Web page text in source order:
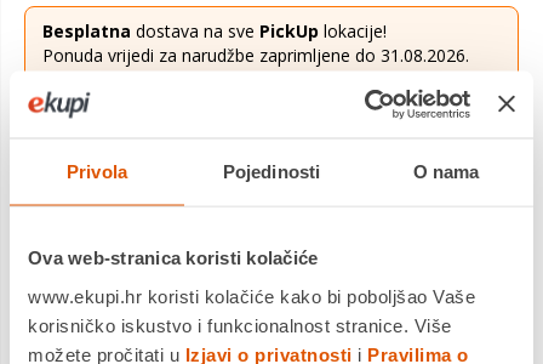
Privola Pojedinosti O nama
Ova web-stranica koristi kolačiće
www.ekupi.hr koristi kolačiće kako bi poboljšao Vaše
korisničko iskustvo i funkcionalnost stranice. Više
možete pročitati u Izjavi o privatnosti i Pravilima o
Besplatna dostava na sve PickUp lokacije!
Ponuda vrijedi za narudžbe zaprimljene do 31.08.2026.
Prekrasna ružičasta boja i Minnie ukrasi daju kacigi savršen
do 56 cm. Donji dio kacige je također pokriven. Kaciga je
Platite gotovinom pri preuzimanju, Internet bankarstvom, karticama
jednokratno i na rate